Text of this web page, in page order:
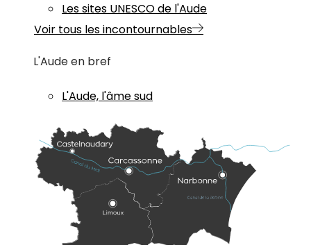
Les sites UNESCO de l'Aude
Voir tous les incontournables
L'Aude en bref
L'Aude, l'âme sud